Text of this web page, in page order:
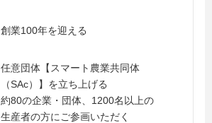
創業100年を迎える
任意団体【スマート農業共同体
（SAc）】を立ち上げる
約80の企業・団体、1200名以上の
生産者の方にご参画いただく